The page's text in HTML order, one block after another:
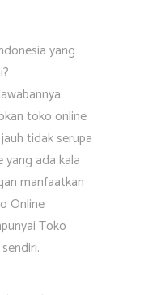
yang
toko online
tidak serupa
ada kala
manfaatkan
Online
Toko